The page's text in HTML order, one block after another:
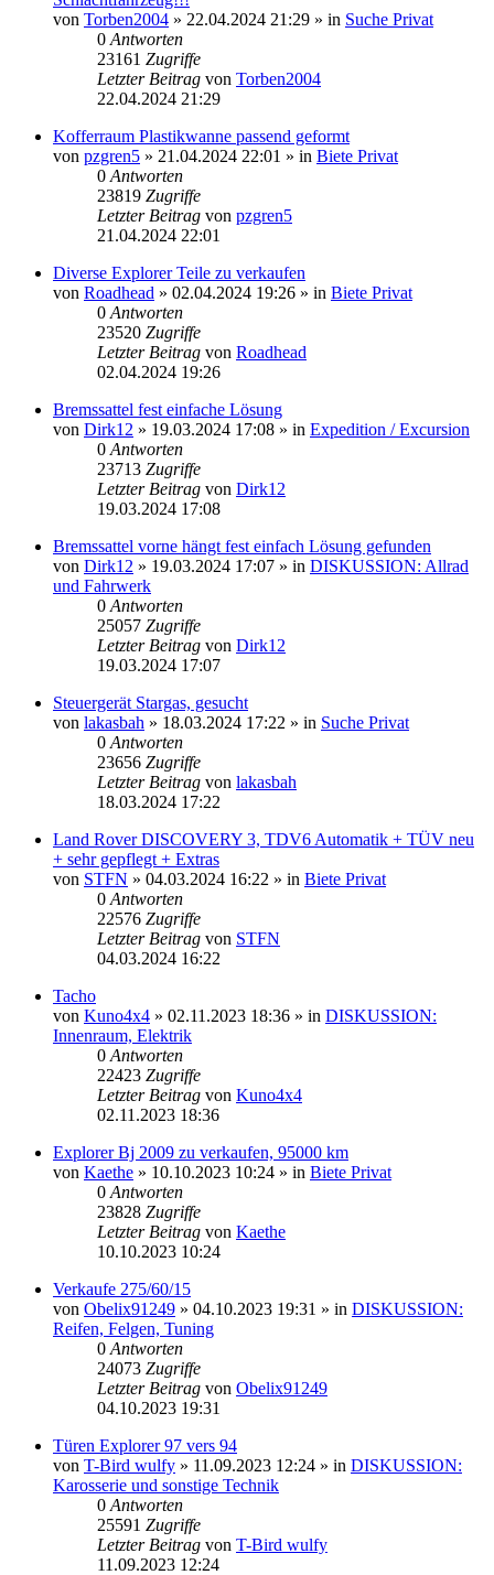
von Torben2004 » 22.04.2024 21:29 » in Suche Privat
0 Antworten
23161 Zugriffe
Letzter Beitrag von Torben2004
22.04.2024 21:29
Kofferraum Plastikwanne passend geformt
von pzgren5 » 21.04.2024 22:01 » in Biete Privat
0 Antworten
23819 Zugriffe
Letzter Beitrag von pzgren5
21.04.2024 22:01
Diverse Explorer Teile zu verkaufen
von Roadhead » 02.04.2024 19:26 » in Biete Privat
0 Antworten
23520 Zugriffe
Letzter Beitrag von Roadhead
02.04.2024 19:26
Bremssattel fest einfache Lösung
von Dirk12 » 19.03.2024 17:08 » in Expedition / Excursion
0 Antworten
23713 Zugriffe
Letzter Beitrag von Dirk12
19.03.2024 17:08
Bremssattel vorne hängt fest einfach Lösung gefunden
von Dirk12 » 19.03.2024 17:07 » in DISKUSSION: Allrad
und Fahrwerk
0 Antworten
25057 Zugriffe
Letzter Beitrag von Dirk12
19.03.2024 17:07
Steuergerät Stargas, gesucht
von lakasbah » 18.03.2024 17:22 » in Suche Privat
0 Antworten
23656 Zugriffe
Letzter Beitrag von lakasbah
18.03.2024 17:22
Land Rover DISCOVERY 3, TDV6 Automatik + TÜV neu
+ sehr gepflegt + Extras
von STFN » 04.03.2024 16:22 » in Biete Privat
0 Antworten
22576 Zugriffe
Letzter Beitrag von STFN
04.03.2024 16:22
Tacho
von Kuno4x4 » 02.11.2023 18:36 » in DISKUSSION:
Innenraum, Elektrik
0 Antworten
22423 Zugriffe
Letzter Beitrag von Kuno4x4
02.11.2023 18:36
Explorer Bj 2009 zu verkaufen, 95000 km
von Kaethe » 10.10.2023 10:24 » in Biete Privat
0 Antworten
23828 Zugriffe
Letzter Beitrag von Kaethe
10.10.2023 10:24
Verkaufe 275/60/15
von Obelix91249 » 04.10.2023 19:31 » in DISKUSSION:
Reifen, Felgen, Tuning
0 Antworten
24073 Zugriffe
Letzter Beitrag von Obelix91249
04.10.2023 19:31
Türen Explorer 97 vers 94
von T-Bird wulfy » 11.09.2023 12:24 » in DISKUSSION:
Karosserie und sonstige Technik
0 Antworten
25591 Zugriffe
Letzter Beitrag von T-Bird wulfy
11.09.2023 12:24